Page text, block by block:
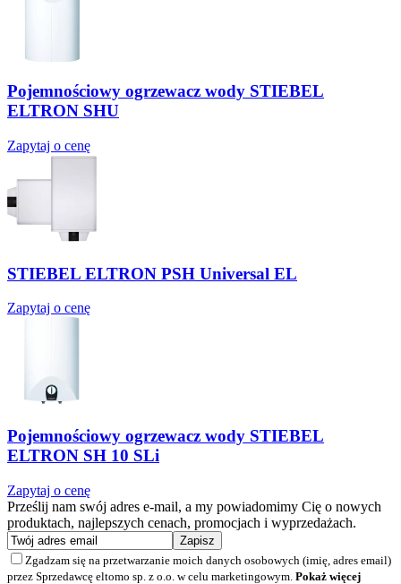
Pojemnościowy ogrzewacz wody STIEBEL
ELTRON SHU
Zapytaj o cenę
STIEBEL ELTRON PSH Universal EL
Zapytaj o cenę
Pojemnościowy ogrzewacz wody STIEBEL
ELTRON SH 10 SLi
Zapytaj o cenę
Prześlij nam swój adres e-mail, a my powiadomimy Cię o nowych
produktach, najlepszych cenach, promocjach i wyprzedażach.
Zgadzam się na przetwarzanie moich danych osobowych (imię, adres email)
przez Sprzedawcę eltomo sp. z o.o. w celu marketingowym. Pokaż więcej